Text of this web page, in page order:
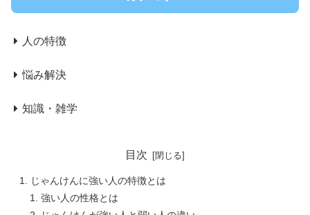
人の特徴
悩み解決
知識・雑学
目次
じゃんけんに強い人の特徴とは
強い人の性格とは